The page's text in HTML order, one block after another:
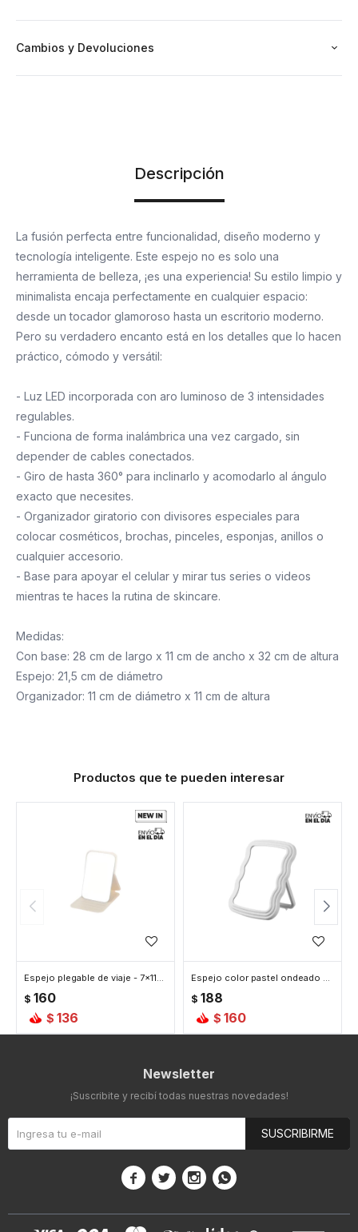
Medidas:
Espejo: 21,5 cm de diámetro
Organizador: 11 cm de diámetro x 11 cm de altura
Cambios y Devoluciones
Descripción
La fusión perfecta entre funcionalidad, diseño moderno y
tecnología inteligente. Este espejo no es solo una
herramienta de belleza, ¡es una experiencia! Su estilo limpio y
minimalista encaja perfectamente en cualquier espacio:
desde un tocador glamoroso hasta un escritorio moderno.
Pero su verdadero encanto está en los detalles que lo hacen
práctico, cómodo y versátil:
- Luz LED incorporada con aro luminoso de 3 intensidades
regulables.
- Funciona de forma inalámbrica una vez cargado, sin
depender de cables conectados.
- Giro de hasta 360° para inclinarlo y acomodarlo al ángulo
exacto que necesites.
- Organizador giratorio con divisores especiales para
colocar cosméticos, brochas, pinceles, esponjas, anillos o
cualquier accesorio.
- Base para apoyar el celular y mirar tus series o videos
mientras te haces la rutina de skincare.
Medidas:
Con base: 28 cm de largo x 11 cm de ancho x 32 cm de altura
Espejo: 21,5 cm de diámetro
Organizador: 11 cm de diámetro x 11 cm de altura
Productos que te pueden interesar
Espejo plegable de viaje - 7x11cm - Blanco
$ 160
$ 136
Espejo color pastel ondeado con soporte trasero - Blanco
$ 188
$ 160
Newsletter
¡Suscribite y recibí todas nuestras novedades!
SUSCRIBIRME
   